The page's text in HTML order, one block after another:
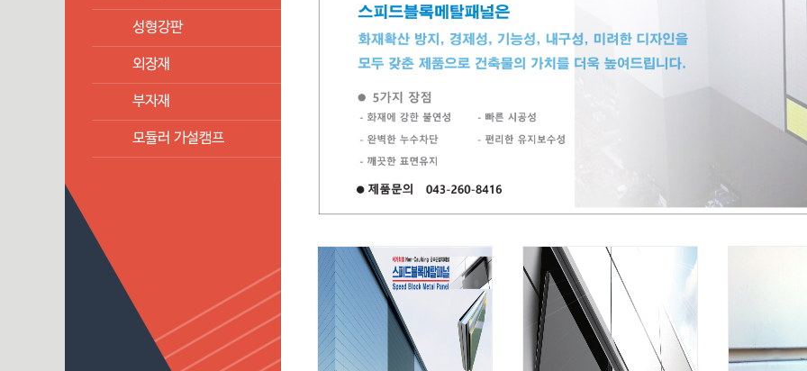
성형강판
외장재
부자재
모듈러 가설캠프